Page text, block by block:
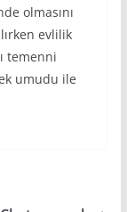
olmasını
evlilik
temenni
umudu ile